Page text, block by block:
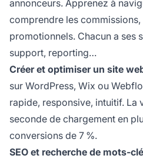
annonceurs. Apprenez à
comprendre les
promotionnels. Chacun a ses
support, reporting…
Créer et optimiser un site
sur WordPress, Wix ou
rapide, responsive, intuitif. La
seconde de chargement en
conversions de 7 %.
SEO et recherche de mots-